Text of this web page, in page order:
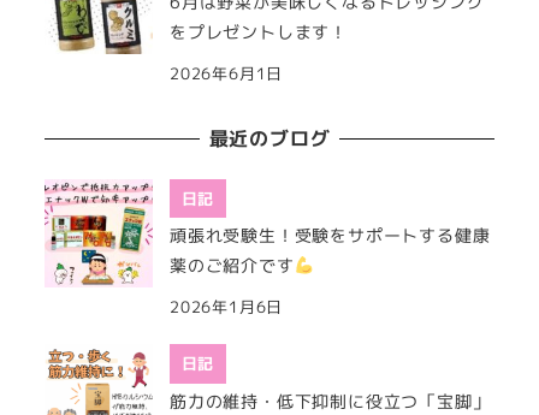
をプレゼントします！
2026年6月1日
最近のブログ
日記
頑張れ受験生！受験をサポートする健康
薬のご紹介です
2026年1月6日
日記
筋力の維持・低下抑制に役立つ「宝脚」